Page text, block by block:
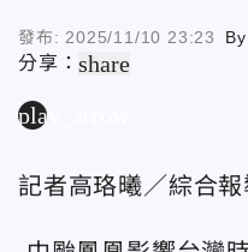
發布: 2025/11/10 23:23
分享：share
play_arrow
記者高珞曦／綜合報